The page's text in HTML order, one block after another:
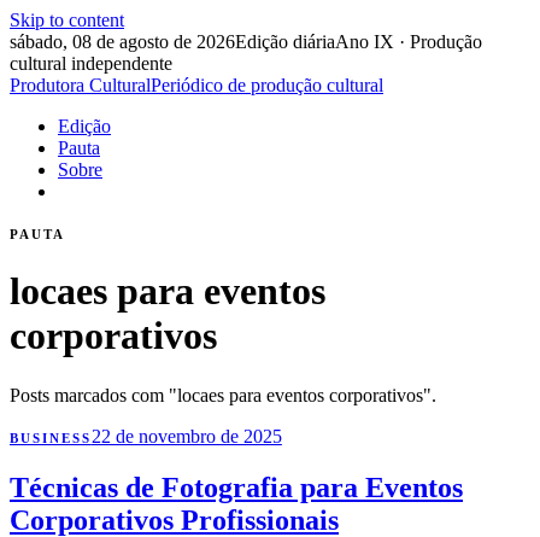
Skip to content
sábado, 08 de agosto de 2026Edição diáriaAno IX · Produção
cultural independente
Produtora CulturalPeriódico de produção cultural
Edição
Pauta
Sobre
PAUTA
locaes para eventos
corporativos
Posts marcados com "locaes para eventos corporativos".
BUSINESS 22 de novembro de 2025
Técnicas de Fotografia para Eventos
Corporativos Profissionais